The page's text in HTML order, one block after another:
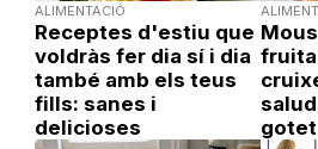
ALIMENTACIÓ
Receptes d'estiu que
voldràs fer dia sí i dia
també amb els teus
fills: sanes i
delicioses
fruita
gotet